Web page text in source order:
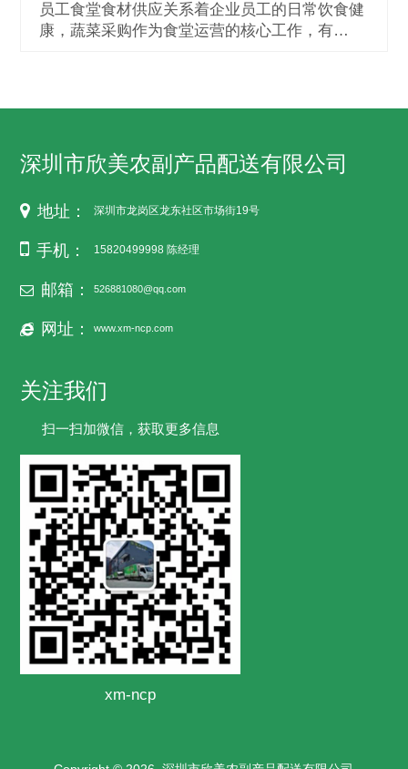
员工食堂食材供应关系着企业员工的日常饮食健
康，蔬菜采购作为食堂运营的核心工作，有…
深圳市欣美农副产品配送有限公司
地址： 深圳市龙岗区龙东社区市场街19号
手机： 15820499998 陈经理
邮箱： 526881080@qq.com
网址： www.xm-ncp.com
关注我们
扫一扫加微信，获取更多信息
xm-ncp